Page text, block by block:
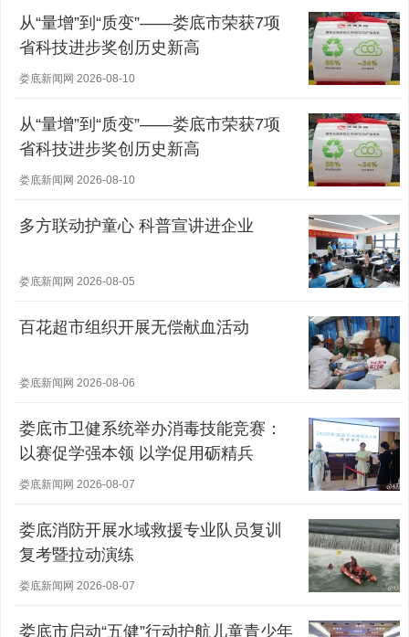
从“量增”到“质变”——娄底市荣获7项
省科技进步奖创历史新高
娄底新闻网 2026-08-10
从“量增”到“质变”——娄底市荣获7项
省科技进步奖创历史新高
娄底新闻网 2026-08-10
多方联动护童心 科普宣讲进企业
娄底新闻网 2026-08-05
百花超市组织开展无偿献血活动
娄底新闻网 2026-08-06
娄底市卫健系统举办消毒技能竞赛：
以赛促学强本领 以学促用砺精兵
娄底新闻网 2026-08-07
娄底消防开展水域救援专业队员复训
复考暨拉动演练
娄底新闻网 2026-08-07
娄底市启动“五健”行动护航儿童青少年